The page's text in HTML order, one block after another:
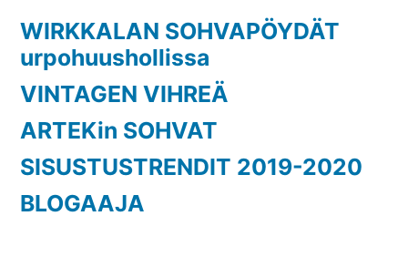
WIRKKALAN SOHVAPÖYDÄT
urpohuushollissa
VINTAGEN VIHREÄ
ARTEKin SOHVAT
SISUSTUSTRENDIT 2019-2020
BLOGAAJA